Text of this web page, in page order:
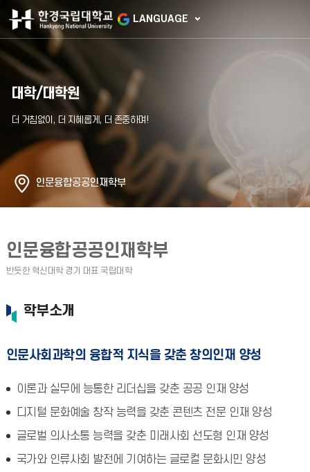
LANGUAGE
대학/대학원
인문융합공공인재학부
인문융합공공인재학부
학부소개
인문사회과학의 융합적 지식을 갖춘 창의인재 양성
이론과 실무에 능통한 리더십을 갖춘 공공 인재 양성
디지털 문화예술 창작 능력을 갖춘 콘텐츠 전문 인재 양성
글로벌 의사소통 능력을 갖춘 미래사회 선도형 인재 양성
국가와 인류사회 발전에 기여하는 글로컬 문화시민 양성